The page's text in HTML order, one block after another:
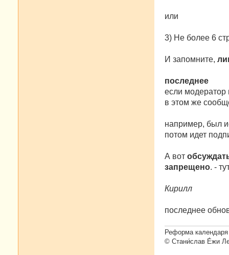
или
3) Не более 6
И запомните,
последнее
если модератор
в этом же
например, был
потом идет
А вот
запрещено. -
Кирилл
последнее
Реформа календаря
© Стани́слав Е́жи